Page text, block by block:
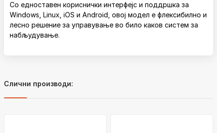
Со едноставен кориснички интерфејс и поддршка за
Windows, Linux, iOS и Android, овој модел е флексибилно и
лесно решение за управување во било каков систем за
набљудување.
Слични производи: